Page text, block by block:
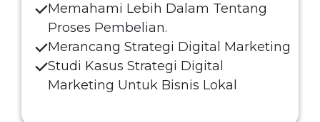
Memahami Lebih Dalam Tentang
Proses Pembelian.
Merancang Strategi Digital Marketing
Studi Kasus Strategi Digital
Marketing Untuk Bisnis Lokal